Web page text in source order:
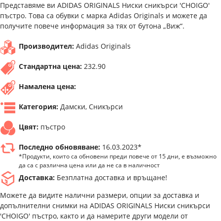
Представяме ви ADIDAS ORIGINALS Ниски сникърси 'CHOIGO'
пъстро. Това са обувки с марка Adidas Originals и можете да
получите повече информация за тях от бутона „Виж“.
Производител: Adidas Originals
Стандартна цена: 232.90
Намалена цена:
Категория: Дамски, Сникърси
Цвят: пъстро
Последно обновяване: 16.03.2023*
*Продукти, които са обновени преди повече от 15 дни, е възможно
да са с различна цена или да не са в наличност
Доставка: Безплатна доставка и връщане!
Можете да видите налични размери, опции за доставка и
допълнителни снимки на ADIDAS ORIGINALS Ниски сникърси
'CHOIGO' пъстро, както и да намерите други модели от